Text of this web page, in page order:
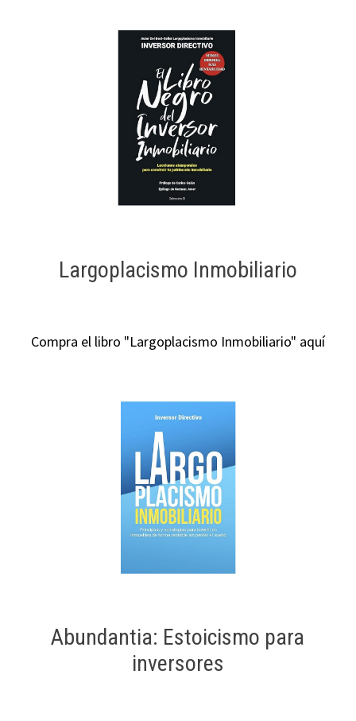
Largoplacismo Inmobiliario
Compra el libro "Largoplacismo Inmobiliario" aquí
Abundantia: Estoicismo para
inversores